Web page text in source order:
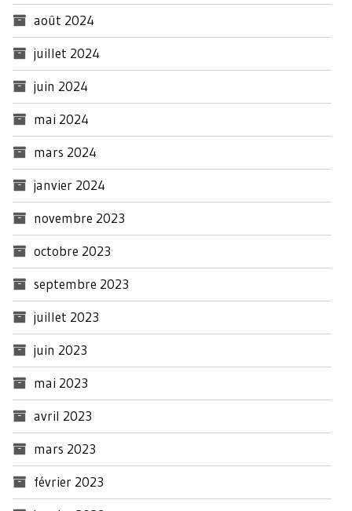
août 2024
juillet 2024
juin 2024
mai 2024
mars 2024
janvier 2024
novembre 2023
octobre 2023
septembre 2023
juillet 2023
juin 2023
mai 2023
avril 2023
mars 2023
février 2023